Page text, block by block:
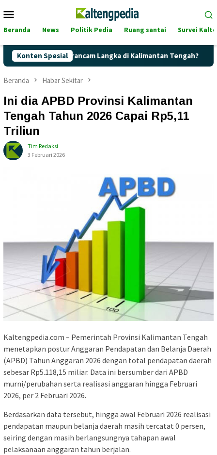
ke
Mobile
Beranda News Politik Pedia Ruang santai Survei
Konten Spesial
Terancam Langka di Kalimantan Tengah? Kaget!
Beranda Habar Sekitar
Ini dia APBD Provinsi Kalimantan
Tengah Tahun 2026 Capai Rp5,11
Triliun
Tim Redaksi
3 Februari 2026
Kaltengpedia.com – Pemerintah Provinsi Kalimantan Tengah
menetapkan postur Anggaran Pendapatan dan Belanja Daerah
(APBD) Tahun Anggaran 2026 dengan total pendapatan daerah
sebesar Rp5.118,15 miliar. Data ini bersumber dari APBD
murni/perubahan serta realisasi anggaran hingga Februari
2026, per 2 Februari 2026.
Berdasarkan data tersebut, hingga awal Februari 2026 realisasi
pendapatan maupun belanja daerah masih tercatat 0 persen,
seiring dengan masih berlangsungnya tahapan awal
pelaksanaan anggaran tahun berjalan.